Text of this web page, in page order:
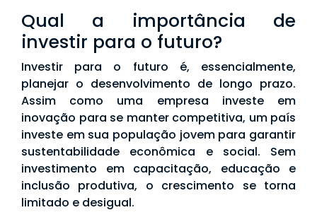
Qual a importância de
investir para o futuro?
Investir para o futuro é, essencialmente,
planejar o desenvolvimento de longo prazo.
Assim como uma empresa investe em
inovação para se manter competitiva, um país
investe em sua população jovem para garantir
sustentabilidade econômica e social. Sem
investimento em capacitação, educação e
inclusão produtiva, o crescimento se torna
limitado e desigual.